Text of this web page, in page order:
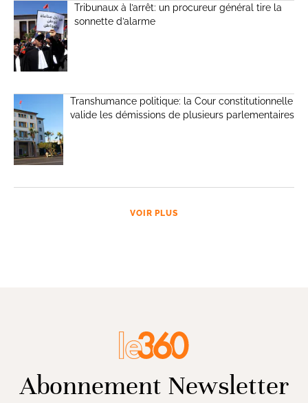
Tribunaux à l’arrêt: un procureur général tire la
sonnette d’alarme
Transhumance politique: la Cour constitutionnelle
valide les démissions de plusieurs parlementaires
VOIR PLUS
Abonnement Newsletter